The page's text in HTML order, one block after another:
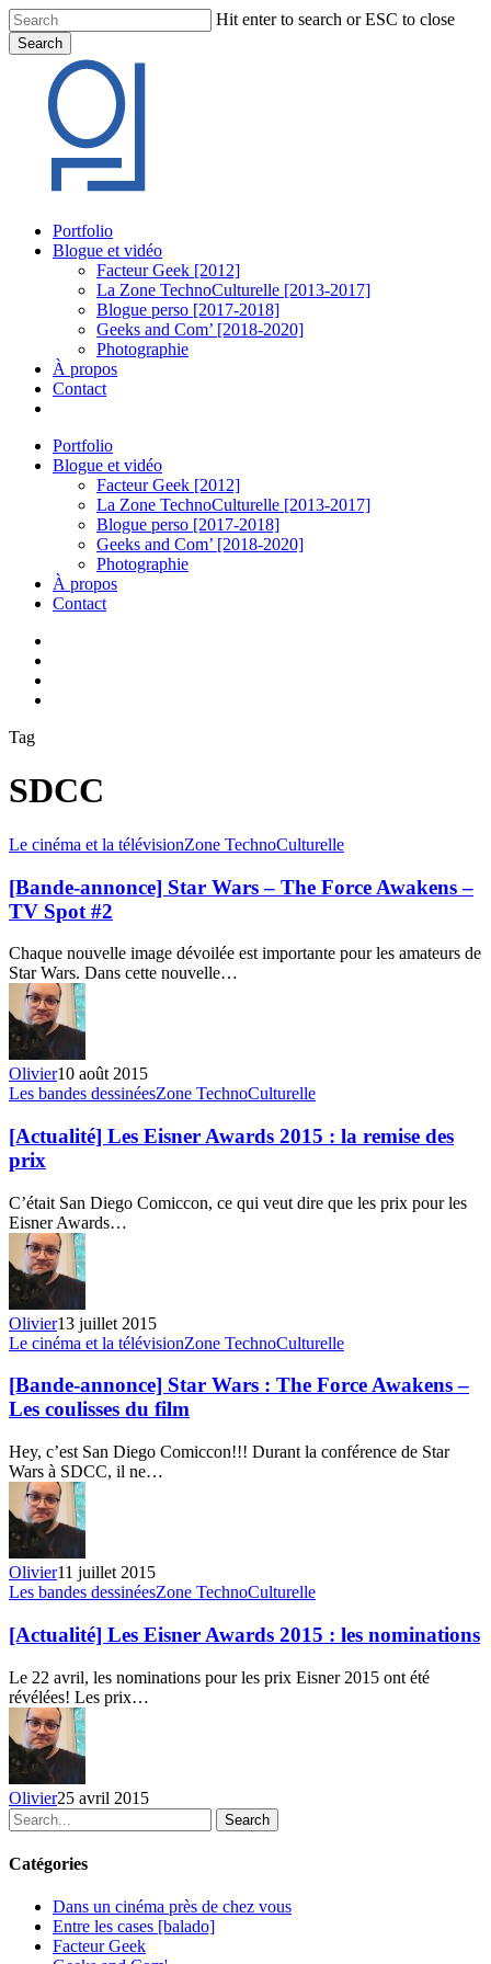
Skip
to
main
content
Hit enter to search or ESC to close
Search
Search
Menu
Portfolio
Blogue et vidéo
Facteur Geek [2012]
La Zone TechnoCulturelle [2013-2017]
Blogue perso [2017-2018]
Geeks and Com’ [2018-2020]
Photographie
À propos
Contact
Portfolio
Blogue et vidéo
Facteur Geek [2012]
La Zone TechnoCulturelle [2013-2017]
Blogue perso [2017-2018]
Geeks and Com’ [2018-2020]
Photographie
À propos
Contact
Tag
SDCC
[Bande-
Star
Wars
–
Force
Awakens
TV
Spot
#2
Le cinéma et la télévisionZone TechnoCulturelle
[Bande-annonce] Star Wars – The Force Awakens –
TV Spot #2
Chaque nouvelle image dévoilée est importante pour les amateurs de
Star Wars. Dans cette nouvelle…
Olivier10 août 2015
[Actualité]
Eisner
Awards
2015
la
remise
des
prix
Les bandes dessinéesZone TechnoCulturelle
[Actualité] Les Eisner Awards 2015 : la remise des
prix
C’était San Diego Comiccon, ce qui veut dire que les prix pour les
Eisner Awards…
Olivier13 juillet 2015
[Bande-
Star
Wars
:
Force
Awakens
Les
coulisses
du
film
Le cinéma et la télévisionZone TechnoCulturelle
[Bande-annonce] Star Wars : The Force Awakens –
Les coulisses du film
Hey, c’est San Diego Comiccon!!! Durant la conférence de Star
Wars à SDCC, il ne…
Olivier11 juillet 2015
[Actualité]
Eisner
Awards
2015
:
les
nominations
Les bandes dessinéesZone TechnoCulturelle
[Actualité] Les Eisner Awards 2015 : les nominations
Le 22 avril, les nominations pour les prix Eisner 2015 ont été
révélées! Les prix…
Olivier25 avril 2015
Search
Catégories
Dans un cinéma près de chez vous
Entre les cases [balado]
Facteur Geek